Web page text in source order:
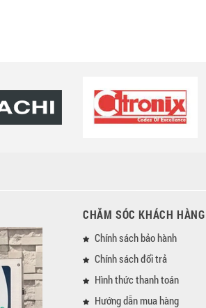
CHĂM SÓC KHÁCH HÀNG
Chính sách bảo hành
Chính sách đổi trả
Hình thức thanh toán
Hướng dẫn mua hàng